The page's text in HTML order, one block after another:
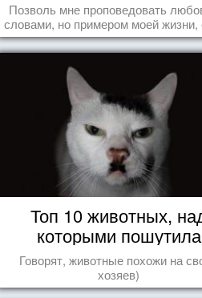
Позволь мне проповедовать
словами, но примером моей жизни,
влечения, воодушевляющим
Топ 10 животных,
которыми пошутила
природа
Говорят, животные похожи на
хозяев)